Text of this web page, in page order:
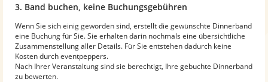
3. Band buchen, keine Buchungsgebühren
Wenn Sie sich einig geworden sind, erstellt die gewünschte Dinnerband
eine Buchung für Sie. Sie erhalten darin nochmals eine übersichtliche
Zusammenstellung aller Details. Für Sie entstehen dadurch keine
Kosten durch eventpeppers.
Nach Ihrer Veranstaltung sind sie berechtigt, Ihre gebuchte Dinnerband
zu bewerten.